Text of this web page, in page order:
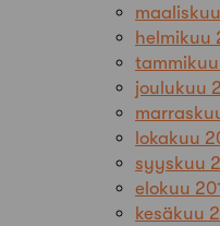
helmikuu
tammikuu
joulukuu
lokakuu
syyskuu
elokuu
kesäkuu